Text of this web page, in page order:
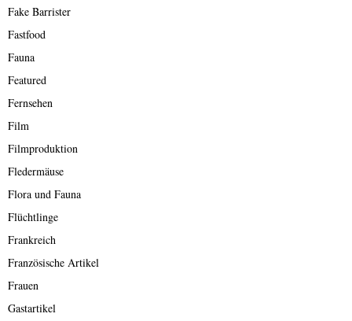
Fake Barrister
Fastfood
Fauna
Featured
Fernsehen
Film
Filmproduktion
Fledermäuse
Flora und Fauna
Flüchtlinge
Frankreich
Französische Artikel
Frauen
Gastartikel